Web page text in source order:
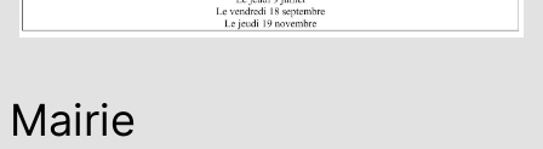
Mairie